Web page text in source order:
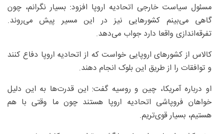
مسئول سیاست خارجی اتحادیه اروپا افزود: بسیار نگرانم، چون
گاهی می‌بینم کشورهایی نیز در این مسیر پیش می‌روند.
تفرقه‌اندازی واقعا دارد جواب می‌دهد.
کالاس از کشورهای اروپایی خواست که از اتحادیه اروپا دفاع کنند
و توافقات را از طریق این بلوک انجام دهند.
او درباره آمریکا، چین و روسیه گفت: این قدرت‌ها به این دلیل
خواهان فروپاشی اتحادیه اروپا هستند چون ما وقتی با هم
هستیم، بسیار قوی‌تریم.